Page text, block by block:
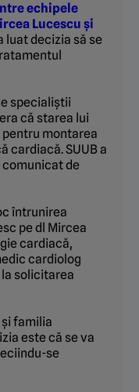
echipele
Lucescu și
luat decizia să se
specialiștii
că starea lui
montarea
cardiacă. SUUB a
de
întrunirea
pe dl Mircea
cardiacă,
cardiolog
solicitarea
familia
este că se va
se